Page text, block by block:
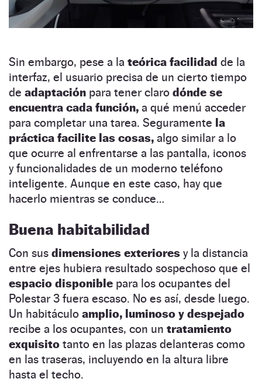
Sin embargo, pese a la teórica facilidad de la
interfaz, el usuario precisa de un cierto tiempo
de adaptación para tener claro dónde se
encuentra cada función, a qué menú acceder
para completar una tarea. Seguramente la
práctica facilite las cosas, algo similar a lo
que ocurre al enfrentarse a las pantalla, iconos
y funcionalidades de un moderno teléfono
inteligente. Aunque en este caso, hay que
hacerlo mientras se conduce…
Buena habitabilidad
Con sus dimensiones exteriores y la distancia
entre ejes hubiera resultado sospechoso que el
espacio disponible para los ocupantes del
Polestar 3 fuera escaso. No es así, desde luego.
Un habitáculo amplio, luminoso y despejado
recibe a los ocupantes, con un tratamiento
exquisito tanto en las plazas delanteras como
en las traseras, incluyendo en la altura libre
hasta el techo.